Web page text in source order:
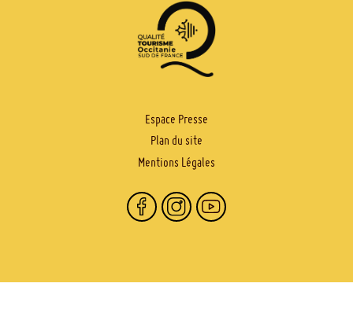
Espace Presse
Plan du site
Mentions Légales